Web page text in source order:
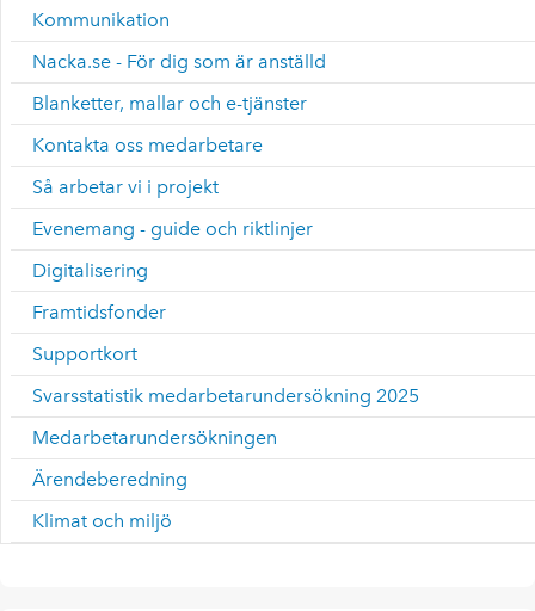
Kommunikation
Nacka.se - För dig som är anställd
Blanketter, mallar och e-tjänster
Kontakta oss medarbetare
Så arbetar vi i projekt
Evenemang - guide och riktlinjer
Digitalisering
Framtidsfonder
Supportkort
Svarsstatistik medarbetarundersökning 2025
Medarbetarundersökningen
Ärendeberedning
Klimat och miljö